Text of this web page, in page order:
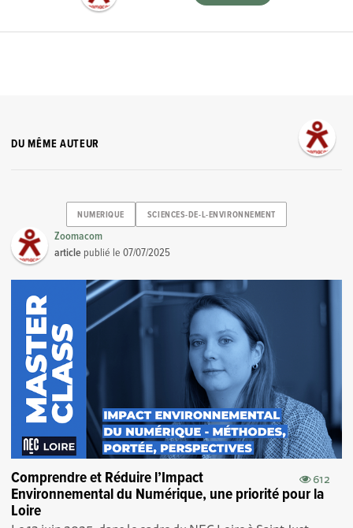
DU MÊME AUTEUR
NUMERIQUE SCIENCES-DE-L-ENVIRONNEMENT
Zoomacom
article publié le07/07/2025
612
Comprendre et Réduire l’Impact
Environnemental du Numérique, une priorité pour la
Loire